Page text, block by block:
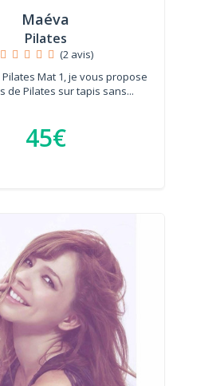
Maéva
Pilates
(2 avis)
Mat 1, je vous propose
de Pilates sur tapis sans...
45€